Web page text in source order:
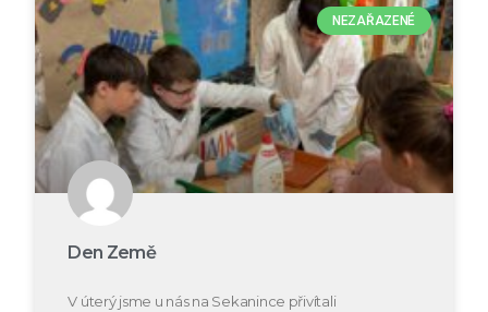
NEZAŘAZENÉ
Den Země
V úterý jsme u nás na Sekanince přivítali